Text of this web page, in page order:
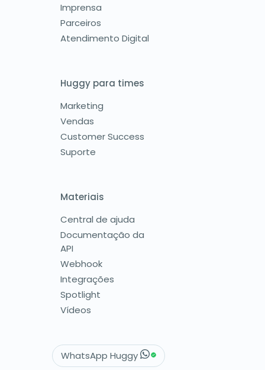
Imprensa
Parceiros
Atendimento Digital
Huggy para times
Marketing
Vendas
Customer Success
Suporte
Materiais
Central de ajuda
Documentação da
API
Webhook
Integrações
Spotlight
Vídeos
WhatsApp Huggy